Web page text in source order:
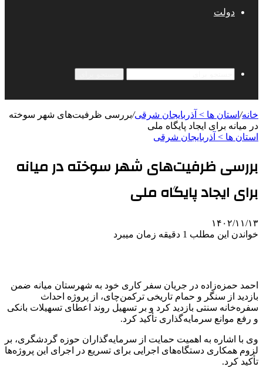
دولت
خانه/ استان ها > آذربایجان شرقی/بررسی ظرفیت‌های شهر سوخته
در میانه برای ایجاد پایگاه ملی
استان ها > آذربایجان شرقی
بررسی ظرفیت‌های شهر سوخته در میانه
برای ایجاد پایگاه ملی
۱۴۰۲/۱۱/۱۳
خواندن این مطلب 1 دقیقه زمان میبرد
احمد حمزه‌زاده در جریان سفر کاری خود به شهرستان میانه ضمن
بازدید از سنگر و حمام تاریخی ترکمن‌چای، از پروژه احداث
سفره‌خانه سنتی بازدید کرد و بر تسهیل روند اعطای تسهیلات بانکی
و رفع موانع سرمایه‌گذاری تأکید کرد.
وی با اشاره به اهمیت حمایت از سرمایه‌گذاران حوزه گردشگری، بر
لزوم همکاری دستگاه‌های اجرایی برای تسریع در اجرای این پروژه‌ها
تأکید کرد.